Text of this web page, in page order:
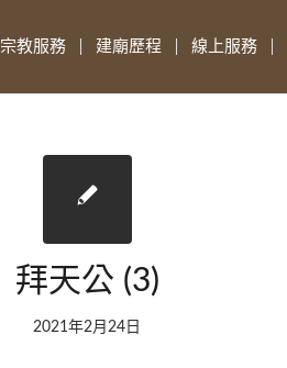
宗教服務 建廟歷程 線上服務
拜天公 (3)
2021年2月24日